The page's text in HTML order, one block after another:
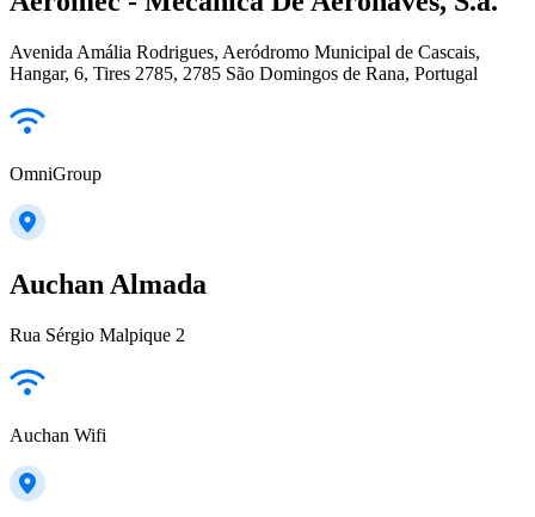
Avenida Amália Rodrigues, Aeródromo Municipal de Cascais,
Hangar, 6, Tires 2785, 2785 São Domingos de Rana, Portugal
OmniGroup
Auchan Almada
Rua Sérgio Malpique 2
Auchan Wifi